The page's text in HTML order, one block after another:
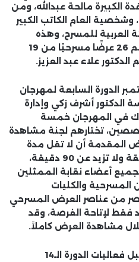
الكبيرة مالحة عبدالله، ومن
العام الكاتب الكبير
العربية للمسرح، وهذه
الجائزة جديدة هذا العام، وتضم 26 عرضًا مسرحيًا من 19
علاء عبد العزيز.
الدورة السابعة لمهرجان
الدكتور أشرف زكي وإدارة
في المهرجان خمسة
تختارهم لجنة مشاهدة
المقدمة أن لا تقل مدة
العرض المسرحي عن 45 دقيقة ولا تزيد عن 90 دقيقة،
أعضاء نقابة الممثلين
المسرحية والكليات
من عناصر العرض المسرحي
فقط لإتاحة الفرصة، وقد
مشاهدة العرض كاملاً.
تنطلق يوم 20 سبتمبر المقبل فعاليات الدورة الـ14